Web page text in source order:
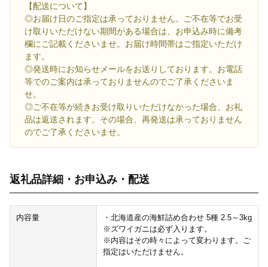
【配送について】
◎お届け日のご指定は承っておりません。ご不在等でお受
け取りいただけない期間がある場合は、お申込み時に備考
欄にご記載くださいませ。お届け時間帯はご指定いただけ
ます。
◎発送時にお知らせメールをお送りしております。お電話
等でのご案内は承っておりませんのでご了承くださいま
せ。
◎ご不在等が続きお受け取りいただけなかった場合、お礼
品は返送されます。その場合、再発送は承っておりません
のでご了承くださいませ。
返礼品詳細・お申込み・配送
内容量
・北海道産の海鮮詰め合わせ 5種 2.5～3kg
※ズワイガニは必ず入ります。
※内容はその時々によって変わります。ご
指定はいただけません。